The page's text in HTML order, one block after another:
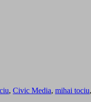
, Civic Media, mihai tociu,